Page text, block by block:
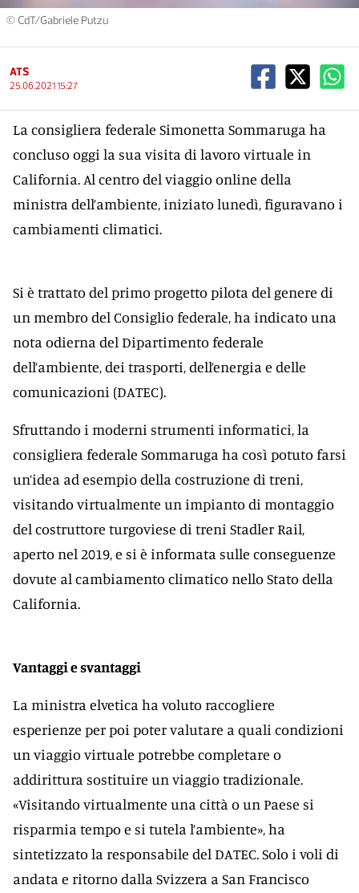
© CdT/Gabriele Putzu
ATS
25.06.2021 15:27
La consigliera federale Simonetta Sommaruga ha
concluso oggi la sua visita di lavoro virtuale in
California. Al centro del viaggio online della
ministra dell’ambiente, iniziato lunedì, figuravano i
cambiamenti climatici.
Si è trattato del primo progetto pilota del genere di
un membro del Consiglio federale, ha indicato una
nota odierna del Dipartimento federale
dell’ambiente, dei trasporti, dell’energia e delle
comunicazioni (DATEC).
Sfruttando i moderni strumenti informatici, la
consigliera federale Sommaruga ha così potuto farsi
un’idea ad esempio della costruzione di treni,
visitando virtualmente un impianto di montaggio
del costruttore turgoviese di treni Stadler Rail,
aperto nel 2019, e si è informata sulle conseguenze
dovute al cambiamento climatico nello Stato della
California.
Vantaggi e svantaggi
La ministra elvetica ha voluto raccogliere
esperienze per poi poter valutare a quali condizioni
un viaggio virtuale potrebbe completare o
addirittura sostituire un viaggio tradizionale.
«Visitando virtualmente una città o un Paese si
risparmia tempo e si tutela l’ambiente», ha
sintetizzato la responsabile del DATEC. Solo i voli di
andata e ritorno dalla Svizzera a San Francisco